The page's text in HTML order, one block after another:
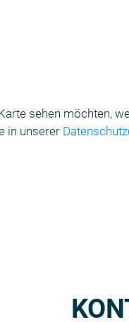
sehen möchten,
in unserer